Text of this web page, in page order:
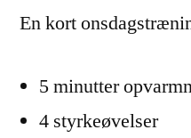
En kort
5 minutter
4 styrkeøvelser